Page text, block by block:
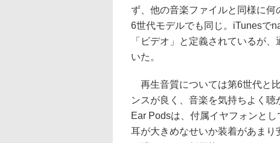
ず、他の音楽ファイルと同様に
6世代モデルでも同じ。iTunesで
「ビデオ」と定義されているが
いた。
再生音質については第6世代と
ンスが良く、音楽を気持ちよく
Ear Podsは、付属イヤフォンと
耳が大きめなせいか装着があま